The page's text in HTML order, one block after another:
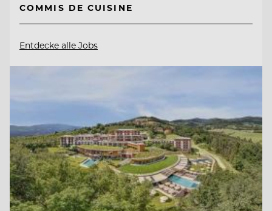
COMMIS DE CUISINE
Entdecke alle Jobs